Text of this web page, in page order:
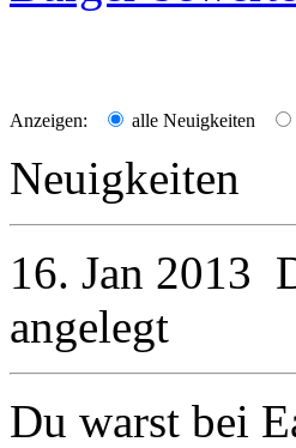
Anzeigen: alle Neuigkeiten
Neuigkeiten
16. Jan 2013
angelegt
Du warst bei